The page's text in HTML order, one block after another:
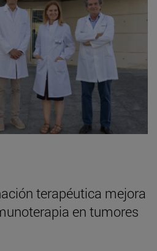
terapéutica mejora
en tumores